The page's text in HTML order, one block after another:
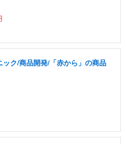
ク/商品開発/「赤から」の商品